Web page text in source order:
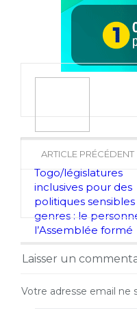
ARTICLE PRÉCÉDENT
Togo/législatures
inclusives pour des
politiques sensibles
genres : le
l’Assemblée formé
Laisser un
Votre adresse email ne